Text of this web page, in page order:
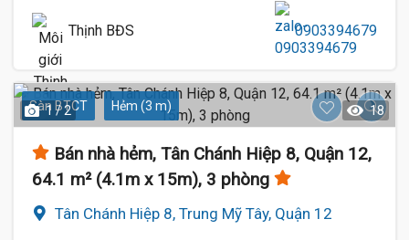
Thịnh BĐS 0903394679
Sàn BTCT Hẻm (3 m)
1 / 2 18
Bán nhà hẻm, Tân Chánh Hiệp 8, Quận 12,
64.1 m² (4.1m x 15m), 3 phòng
Tân Chánh Hiệp 8, Trung Mỹ Tây, Quận 12